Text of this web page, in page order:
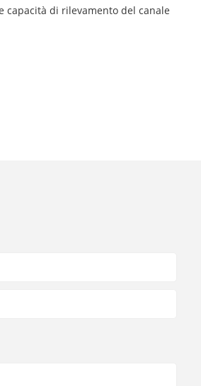
capacità di rilevamento del canale